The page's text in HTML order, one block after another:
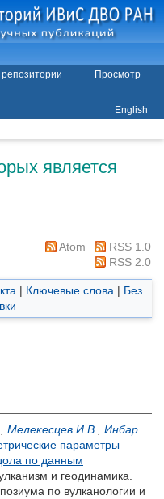
Просмотр
English
является
Atom
RSS 1.0
RSS 2.0
| Ключевые слова | Без
Мелекесцев И.В.
Инбар
параметры
по данным
и геодинамика.
по вулканологии и